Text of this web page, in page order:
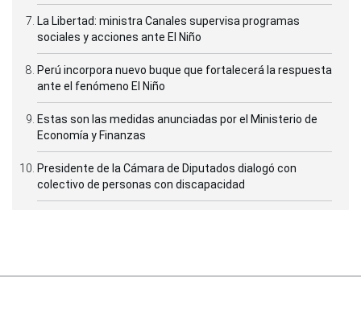
La Libertad: ministra Canales supervisa programas
sociales y acciones ante El Niño
Perú incorpora nuevo buque que fortalecerá la respuesta
ante el fenómeno El Niño
Estas son las medidas anunciadas por el Ministerio de
Economía y Finanzas
Presidente de la Cámara de Diputados dialogó con
colectivo de personas con discapacidad